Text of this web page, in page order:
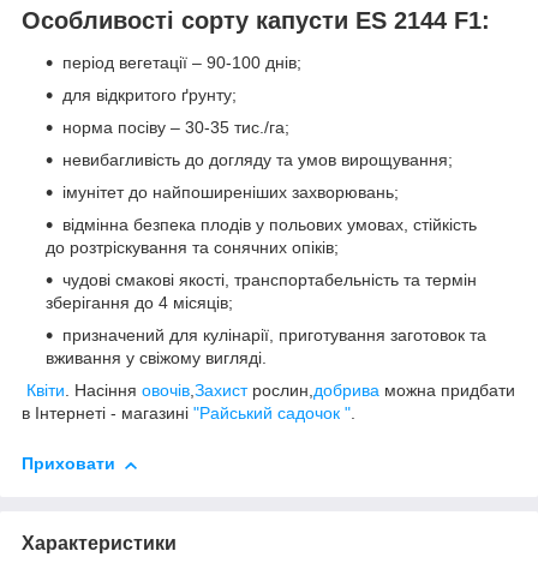
Особливості сорту капусти ES 2144 F1:
період вегетації – 90-100 днів;
для відкритого ґрунту;
норма посіву – 30-35 тис./га;
невибагливість до догляду та умов вирощування;
імунітет до найпоширеніших захворювань;
відмінна безпека плодів у польових умовах, стійкість
до розтріскування та сонячних опіків;
чудові смакові якості, транспортабельність та термін
зберігання до 4 місяців;
призначений для кулінарії, приготування заготовок та
вживання у свіжому вигляді.
Квiти. Насiння овочiв,Захистрослин,добрива можна придбати
в Інтернеті - магазині "Райський садочок ".
Приховати
Характеристики